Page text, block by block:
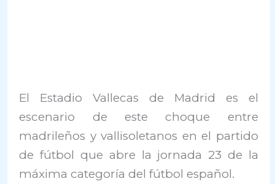
El Estadio Vallecas de Madrid es el
escenario de este choque entre
madrileños y vallisoletanos en el partido
de fútbol que abre la jornada 23 de la
máxima categoría del fútbol español.